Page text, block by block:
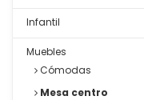
Infantil
Muebles
Cómodas
Mesa centro